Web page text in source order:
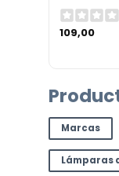
109,00
Marcas
Lámparas